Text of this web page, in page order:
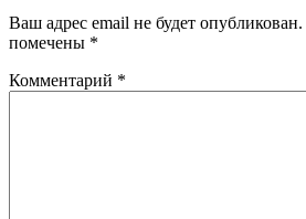
Ваш адрес email не будет опубликован.
помечены *
Комментарий *